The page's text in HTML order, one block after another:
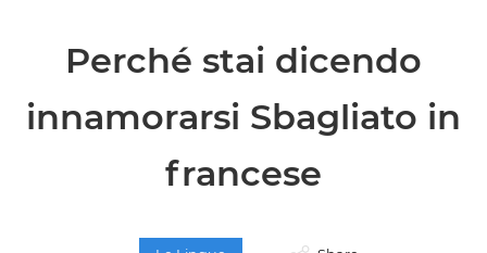
Perché stai dicendo
innamorarsi Sbagliato in
francese